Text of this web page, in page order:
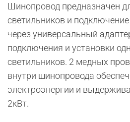
Шинопровод предназначен
светильников и
через универсальный
подключения и установки
светильников. 2 медных
внутри шинопровода
электроэнергии и
2кВт.